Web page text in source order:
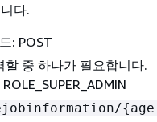
다.
: POST
할 중 하나가 필요합니다.
{